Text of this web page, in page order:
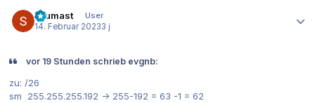
Leumast
User
14. Februar 20233 j
vor 19 Stunden schrieb evgnb:
zu: /26
sm 255.255.255.192 -> 255-192 = 63 -1 = 62